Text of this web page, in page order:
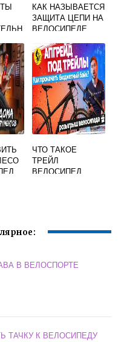
КАК НАЗЫВАЕТСЯ
ЗАЩИТА ЦЕПИ НА
ВЕЛОСИПЕДЕ
ЧТО ТАКОЕ
ТРЕЙЛ
ВЕЛОСИПЕД
В ВЕЛОСПОРТЕ
ТАЧКУ К ВЕЛОСИПЕДУ